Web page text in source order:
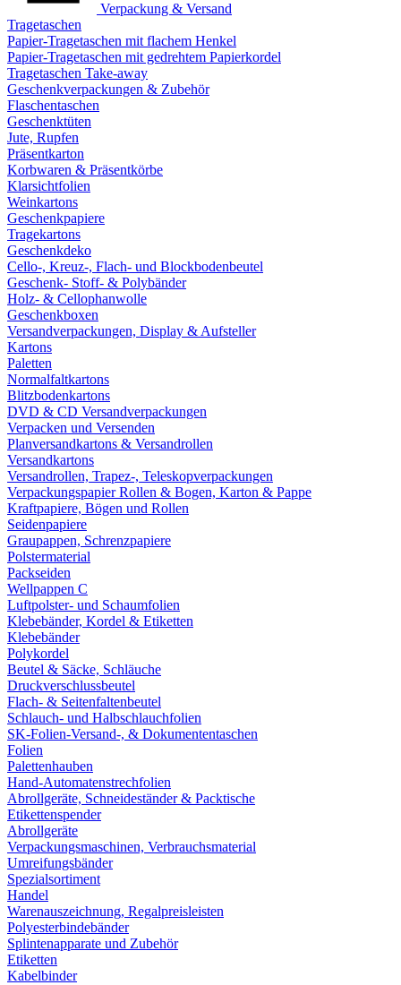
Verpackung & Versand
Tragetaschen
Papier-Tragetaschen mit flachem Henkel
Papier-Tragetaschen mit gedrehtem Papierkordel
Tragetaschen Take-away
Geschenkverpackungen & Zubehör
Flaschentaschen
Geschenktüten
Jute, Rupfen
Präsentkarton
Korbwaren & Präsentkörbe
Klarsichtfolien
Weinkartons
Geschenkpapiere
Tragekartons
Geschenkdeko
Cello-, Kreuz-, Flach- und Blockbodenbeutel
Geschenk- Stoff- & Polybänder
Holz- & Cellophanwolle
Geschenkboxen
Versandverpackungen, Display & Aufsteller
Kartons
Paletten
Normalfaltkartons
Blitzbodenkartons
DVD & CD Versandverpackungen
Verpacken und Versenden
Planversandkartons & Versandrollen
Versandkartons
Versandrollen, Trapez-, Teleskopverpackungen
Verpackungspapier Rollen & Bogen, Karton & Pappe
Kraftpapiere, Bögen und Rollen
Seidenpapiere
Graupappen, Schrenzpapiere
Polstermaterial
Packseiden
Wellpappen C
Luftpolster- und Schaumfolien
Klebebänder, Kordel & Etiketten
Klebebänder
Polykordel
Beutel & Säcke, Schläuche
Druckverschlussbeutel
Flach- & Seitenfaltenbeutel
Schlauch- und Halbschlauchfolien
SK-Folien-Versand-, & Dokumententaschen
Folien
Palettenhauben
Hand-Automatenstrechfolien
Abrollgeräte, Schneideständer & Packtische
Etikettenspender
Abrollgeräte
Verpackungsmaschinen, Verbrauchsmaterial
Umreifungsbänder
Spezialsortiment
Handel
Warenauszeichnung, Regalpreisleisten
Polyesterbindebänder
Splintenapparate und Zubehör
Etiketten
Kabelbinder